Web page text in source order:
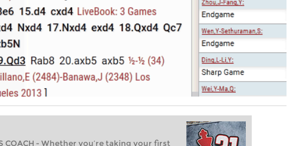
COACH - Whether you’re taking your first